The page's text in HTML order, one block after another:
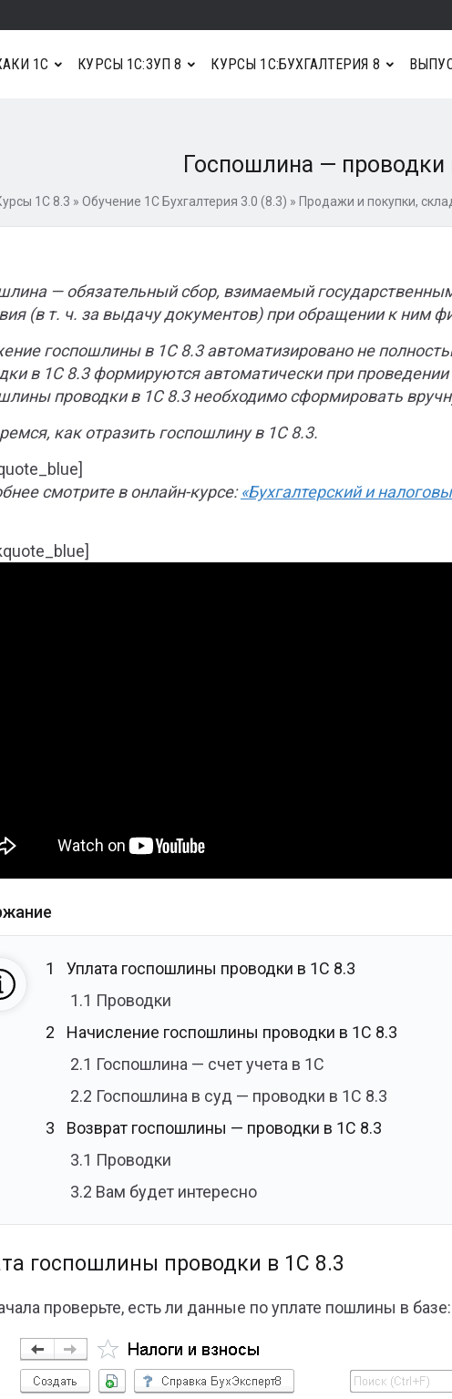
1С КУРСЫ 1С:ЗУП 8 КУРСЫ 1С:БУХГАЛТЕРИЯ 8
Госпошлина — проводки
1С 8.3 » Обучение 1С Бухгалтерия 3.0 (8.3) » Продажи и покупки,
— обязательный сбор, взимаемый
(в т. ч. за выдачу документов) при обращении к ним
госпошлины в 1С 8.3 автоматизировано не
в 1С 8.3 формируются автоматически при
проводки в 1С 8.3 необходимо сформировать
как отразить госпошлину в 1С 8.3.
смотрите в онлайн-курсе:«Бухгалтерский и
1
Уплата госпошлины проводки в 1С 8.3
1.1 Проводки
2
Начисление госпошлины проводки в 1С 8.3
2.1 Госпошлина — счет учета в 1С
2.2 Госпошлина в суд — проводки в 1С 8.3
3
Возврат госпошлины — проводки в 1С 8.3
3.1 Проводки
3.2 Вам будет интересно
госпошлины проводки в 1С 8.3
проверьте, есть ли данные по уплате пошлины в базе: